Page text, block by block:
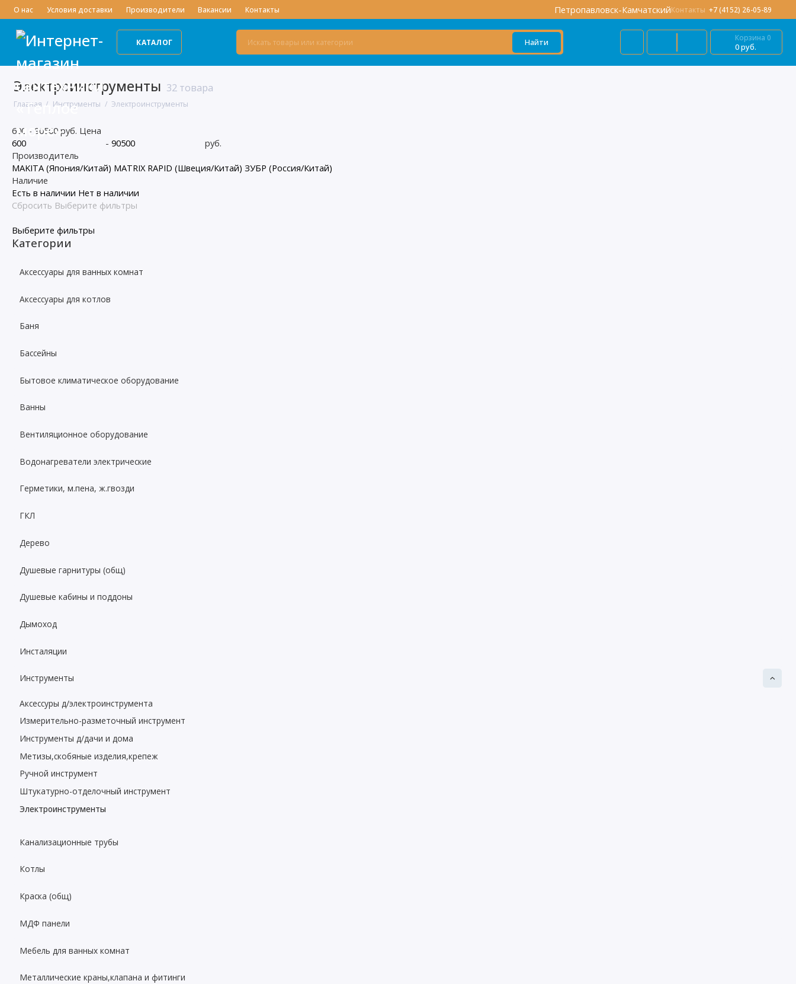
О нас Условия доставки Производители Вакансии Контакты Петропавловск-КамчатскийКонтакты +7 (4152) 26-05-89
КАТАЛОГ Найти Корзина 0
0 руб.
Электроинструменты 32 товара
Главная Инструменты Электроинструменты
600 - 90500руб. Цена
-
руб.
Производитель
MAKITA (Япония/Китай) MATRIX RAPID (Швеция/Китай) ЗУБР (Россия/Китай)
Наличие
Есть в наличии Нет в наличии
Сбросить Выберите фильтры
Выберите фильтры
Категории
Аксессуары для ванных комнат
Аксессуары для котлов
Баня
Бассейны
Бытовое климатическое оборудование
Ванны
Вентиляционное оборудование
Водонагреватели электрические
Герметики, м.пена, ж.гвозди
ГКЛ
Дерево
Душевые гарнитуры (общ)
Душевые кабины и поддоны
Дымоход
Инсталяции
Инструменты
Аксессуры д/электроинструмента
Измерительно-разметочный инструмент
Инструменты д/дачи и дома
Метизы,скобяные изделия,крепеж
Ручной инструмент
Штукатурно-отделочный инструмент
Электроинструменты
Канализационные трубы
Котлы
Краска (общ)
МДФ панели
Мебель для ванных комнат
Металлические краны,клапана и фитинги